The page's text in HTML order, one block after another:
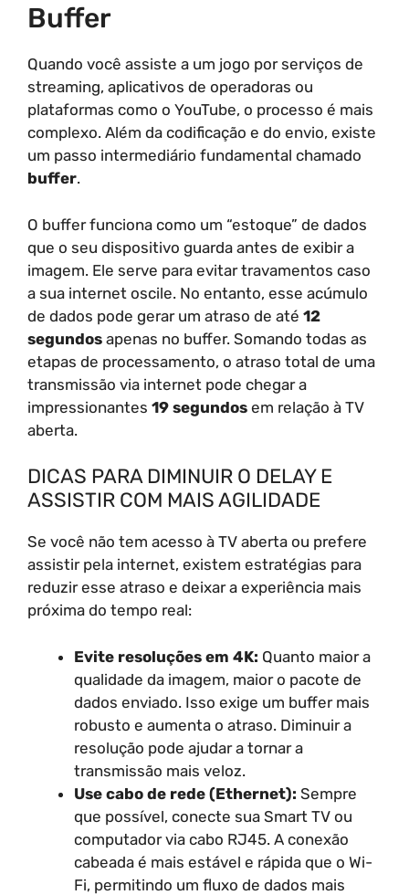
Buffer
Quando você assiste a um jogo por serviços de
streaming, aplicativos de operadoras ou
plataformas como o YouTube, o processo é mais
complexo. Além da codificação e do envio, existe
um passo intermediário fundamental chamado
buffer.
O buffer funciona como um “estoque” de dados
que o seu dispositivo guarda antes de exibir a
imagem. Ele serve para evitar travamentos caso
a sua internet oscile. No entanto, esse acúmulo
de dados pode gerar um atraso de até 12
segundos apenas no buffer. Somando todas as
etapas de processamento, o atraso total de uma
transmissão via internet pode chegar a
impressionantes 19 segundos em relação à TV
aberta.
DICAS PARA DIMINUIR O DELAY E
ASSISTIR COM MAIS AGILIDADE
Se você não tem acesso à TV aberta ou prefere
assistir pela internet, existem estratégias para
reduzir esse atraso e deixar a experiência mais
próxima do tempo real:
Evite resoluções em 4K: Quanto maior a
qualidade da imagem, maior o pacote de
dados enviado. Isso exige um buffer mais
robusto e aumenta o atraso. Diminuir a
resolução pode ajudar a tornar a
transmissão mais veloz.
Use cabo de rede (Ethernet): Sempre
que possível, conecte sua Smart TV ou
computador via cabo RJ45. A conexão
cabeada é mais estável e rápida que o Wi-
Fi, permitindo um fluxo de dados mais